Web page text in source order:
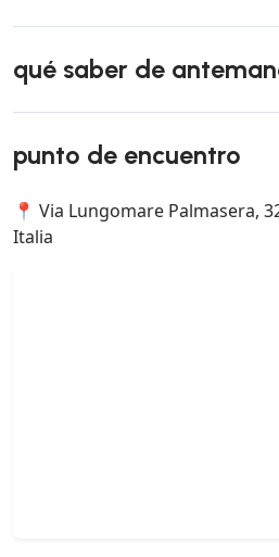
qué saber de
punto de encuentro
📍 Via Lungomare Palmasera,
Italia